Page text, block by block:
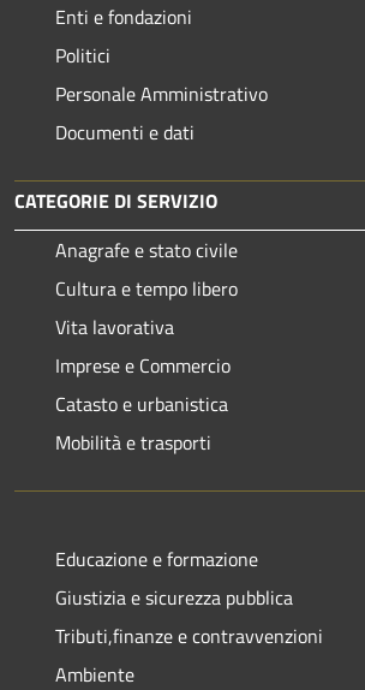
Enti e fondazioni
Politici
Personale Amministrativo
Documenti e dati
CATEGORIE DI SERVIZIO
Anagrafe e stato civile
Cultura e tempo libero
Vita lavorativa
Imprese e Commercio
Catasto e urbanistica
Mobilità e trasporti
Educazione e formazione
Giustizia e sicurezza pubblica
Tributi,finanze e contravvenzioni
Ambiente